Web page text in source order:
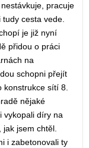
pracuje
cesta vede.
je již nyní
přidou o práci
na
schopni přejít
konstrukce sítí 8.
nějaké
vykopali díry na
jsem chtěl.
i zabetonovali ty